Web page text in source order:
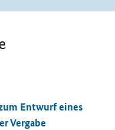
Entwurf eines
Vergabe